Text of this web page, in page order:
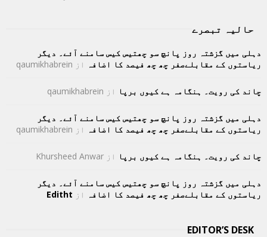
حالیہ تبصرے
دہلی میں گزشتہ روز پانچ سو چھتیس کیس سامنے آئے۔ دیگر
ریاستوں کے مقابلےصفر چھ چھ فیصد کا اضافہ
از qaumikhabrein
چاند کی رویت۔ ہنگامہ ہے کیوں برپا از qaumikhabrein
دہلی میں گزشتہ روز پانچ سو چھتیس کیس سامنے آئے۔ دیگر
ریاستوں کے مقابلےصفر چھ چھ فیصد کا اضافہ
از qaumikhabrein
چاند کی رویت۔ ہنگامہ ہے کیوں برپا از Khursheed Anwar
دہلی میں گزشتہ روز پانچ سو چھتیس کیس سامنے آئے۔ دیگر
ریاستوں کے مقابلےصفر چھ چھ فیصد کا اضافہ
از Editht
EDITOR’S DESK